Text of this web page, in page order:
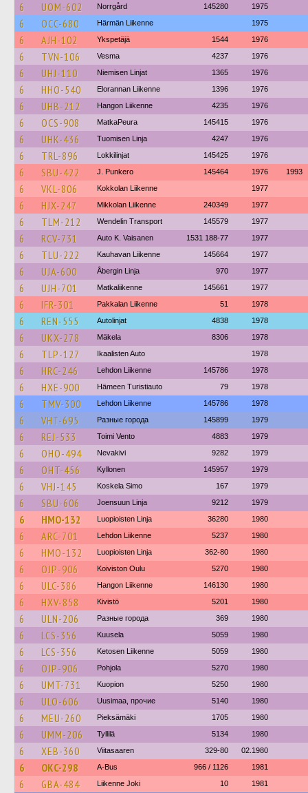
6 UOM-602 Norrgård 145280 1975
6 OCC-680 Härmän Liikenne 1975
6 AJH-102 Ykspetäjä 1544 1976
6 TVN-106 Vesma 4237 1976
6 UHJ-110 Niemisen Linjat 1365 1976
6 HHO-540 Elorannan Liikenne 1396 1976
6 UHB-212 Hangon Liikenne 4235 1976
6 OCS-908 MatkaPeura 145415 1976
6 UHK-436 Tuomisen Linja 4247 1976
6 TRL-896 Lokkilinjat 145425 1976
6 SBU-422 J. Punkero 145464 1976 1993
6 VKL-806 Kokkolan Liikenne 1977
6 HJX-247 Mikkolan Liikenne 240349 1977
6 TLM-212 Wendelin Transport 145579 1977
6 RCV-731 Auto K. Vaisanen 1531 188-77 1977
6 TLU-222 Kauhavan Liikenne 145664 1977
6 UJA-600 Åbergin Linja 970 1977
6 UJH-701 Matkaliikenne 145661 1977
6 IFR-301 Pakkalan Liikenne 51 1978
6 REN-555 Autolinjat 4838 1978
6 UKX-278 Mäkela 8306 1978
6 TLP-127 Ikaalisten Auto 1978
6 HRC-246 Lehdon Liikenne 145786 1978
6 HXE-900 Hämeen Turistiauto 79 1978
6 TMV-300 Lehdon Liikenne 145786 1978
6 VHT-695 Разные города 145899 1979
6 REJ-533 Toimi Vento 4883 1979
6 OHO-494 Nevakivi 9282 1979
6 OHT-456 Kyllonen 145957 1979
6 VHJ-145 Koskela Simo 167 1979
6 SBU-606 Joensuun Linja 9212 1979
6 HMO-132 Luopioisten Linja 36280 1980
6 ARC-701 Lehdon Liikenne 5237 1980
6 HMO-132 Luopioisten Linja 362-80 1980
6 OJP-906 Koiviston Oulu 5270 1980
6 ULC-386 Hangon Liikenne 146130 1980
6 HXV-858 Kivistö 5201 1980
6 ULN-206 Разные города 369 1980
6 LCS-356 Kuusela 5059 1980
6 LCS-356 Ketosen Liikenne 5059 1980
6 OJP-906 Pohjola 5270 1980
6 UMT-731 Kuopion 5250 1980
6 ULO-606 Uusimaa, прочие 5140 1980
6 MEU-260 Pieksämäki 1705 1980
6 UMM-206 Tyllilä 5134 1980
6 XEB-360 Viitasaaren 329-80 02.1980
6 OKC-298 A-Bus 966 / 1126 1981
6 GBA-484 Liikenne Joki 10 1981